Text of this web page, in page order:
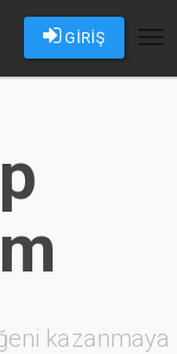
GİRİŞ
kazanmaya